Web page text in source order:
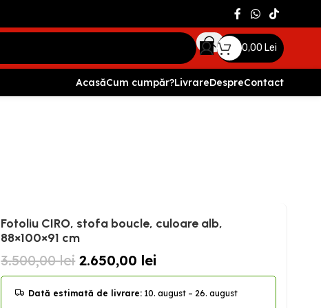
0,00 Lei
AcasăCum cumpăr?LivrareDespreContact
Fotoliu CIRO, stofa boucle, culoare alb,
88×100×91 cm
3.500,00lei 2.650,00 lei
Dată estimată de livrare: 10. august – 26. august